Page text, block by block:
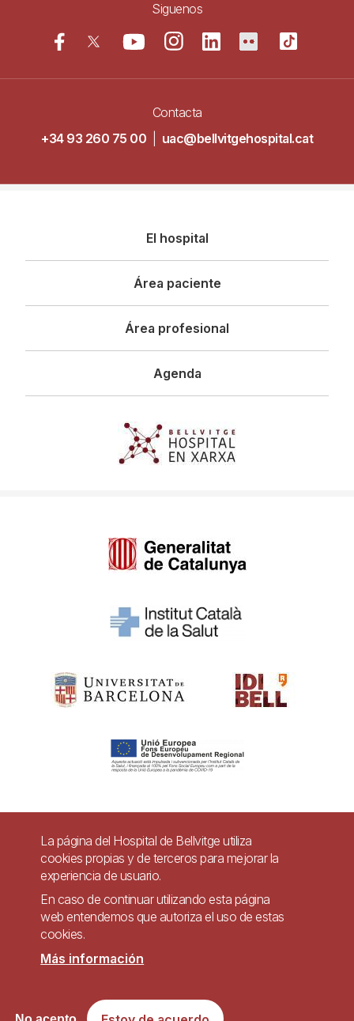
Siguenos
Contacta
+34 93 260 75 00
uac@bellvitgehospital.cat
principal
El hospital
Área paciente
Área profesional
Agenda
Pie
página
Contacto
Accesibilidad
Política de Privacidad de Sistemas de Videovigilancia
Sitio web accesible de conformidad con el Real Decreto 1112/2018, de 7 de
septiembre, sobre accesibilidad de los sitios web y aplicaciones para
La página del Hospital de Bellvitge utiliza
cookies propias y de terceros para mejorar la
experiencia de usuario.
En caso de continuar utilizando esta página
web entendemos que autoriza el uso de estas
cookies.
Más información